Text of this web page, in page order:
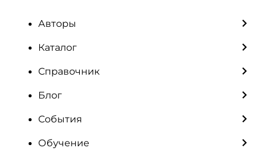
Авторы
Каталог
Справочник
Блог
События
Обучение